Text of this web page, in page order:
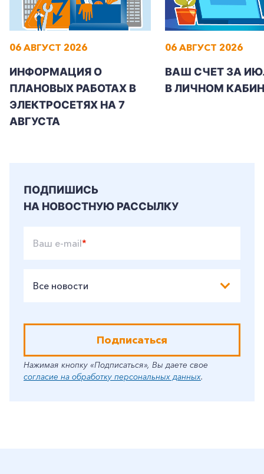
06 АВГУСТ 2026
ИНФОРМАЦИЯ О
ПЛАНОВЫХ РАБОТАХ В
ЭЛЕКТРОСЕТЯХ НА 7
АВГУСТА
06 АВГУСТ 2026
ВАШ СЧЕТ ЗА
В ЛИЧНОМ
ПОДПИШИСЬ
НА НОВОСТНУЮ РАССЫЛКУ
Ваш e-mail*
Все новости
Подписаться
Нажимая кнопку «Подписаться», Вы даете свое
согласие на обработку персональных данных.